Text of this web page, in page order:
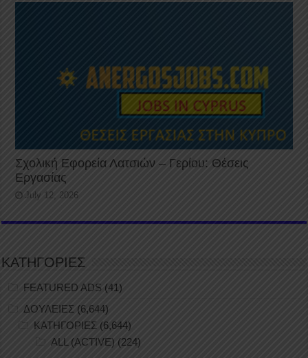
Σχολική Εφορεία Λατσιών – Γερίου: Θέσεις
Εργασίας
July 12, 2026
ΚΑΤΗΓΟΡΙΕΣ
FEATURED ADS (41)
ΔΟΥΛΕΙΕΣ (6,644)
ΚΑΤΗΓΟΡΙΕΣ (6,644)
ALL (ACTIVE) (224)